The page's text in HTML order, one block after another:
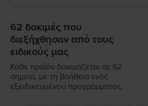
62 δοκιμές που
διεξήχθησαν από τους
ειδικούς μας
Κάθε προϊόν δοκιμάζεται σε 62
σημεία, με τη βοήθεια ενός
εξειδικευμένου προγράμματος.